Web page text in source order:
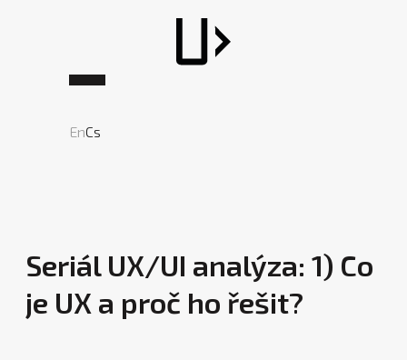
EnCs
Seriál UX/UI analýza: 1) Co
je UX a proč ho řešit?